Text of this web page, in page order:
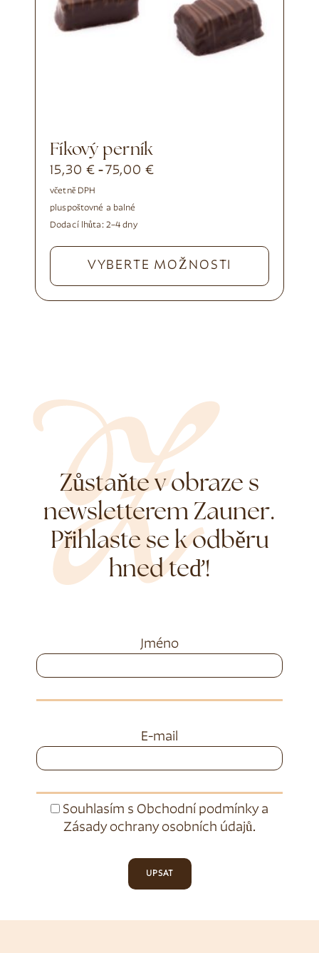
Fíkový perník
15,30 € -75,00€
včetně DPH
pluspoštovné a balné
Dodací lhůta: 2–4 dny
VYBERTE MOŽNOSTI
Zůstaňte v obraze s
newsletterem Zauner.
Přihlaste se k odběru
hned teď!
Jméno
E-mail
Souhlasím s Obchodní podmínkya
Zásady ochrany osobních údajů.
UPSAT